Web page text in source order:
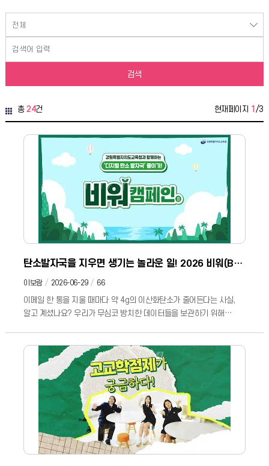
검색
총24건 현재페이지 1 /3
탄소발자국을 지우면 생기는 놀라운 일! 2026 비워(B-
war) 캠페인! 💜
이보람 2026-06-29 66
이메일 한 통을 지울 때마다 약 4g의 이산화탄소가 줄어든다는 사실,
알고 계셨나요? 우리가 무심코 방치한 데이터들을 보관하기 위해
강원특별자치도교육청이 2026 비워(B-war) 캠페인을 전개합니다!
기후 위기 대응, 결코 거창한 행동이 아닙니다. 일상의 작은 변화부터
시작해 볼까요? 💚 💬 여러분의 '비워 캠페인' 동참을 기다립니다! #
강원특별자치도교육청 #학까오TV #비워캠페인 #B_war #
디지털탄소다이어트 #탄소중립 #환경보호 #메일함비우기 #
기후위기대응 #친환경실천